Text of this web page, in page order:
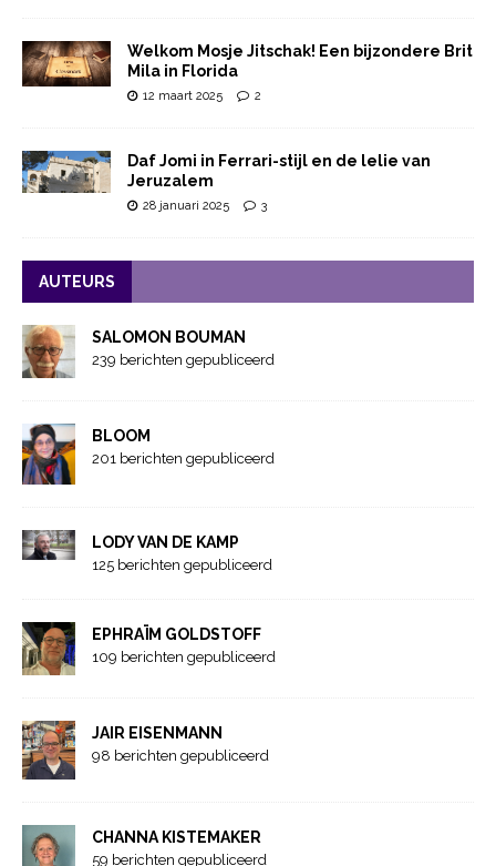
Welkom Mosje Jitschak! Een bijzondere Brit
Mila in Florida
12 maart 2025 2
Daf Jomi in Ferrari-stijl en de lelie van
Jeruzalem
28 januari 2025 3
AUTEURS
SALOMON BOUMAN
239 berichten gepubliceerd
BLOOM
201 berichten gepubliceerd
LODY VAN DE KAMP
125 berichten gepubliceerd
EPHRAÏM GOLDSTOFF
109 berichten gepubliceerd
JAIR EISENMANN
98 berichten gepubliceerd
CHANNA KISTEMAKER
59 berichten gepubliceerd